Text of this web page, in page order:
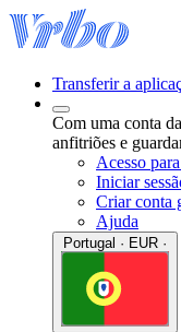
Transferir a
Com uma conta
anfitriões e
Acesso
Iniciar
Criar conta
Ajuda